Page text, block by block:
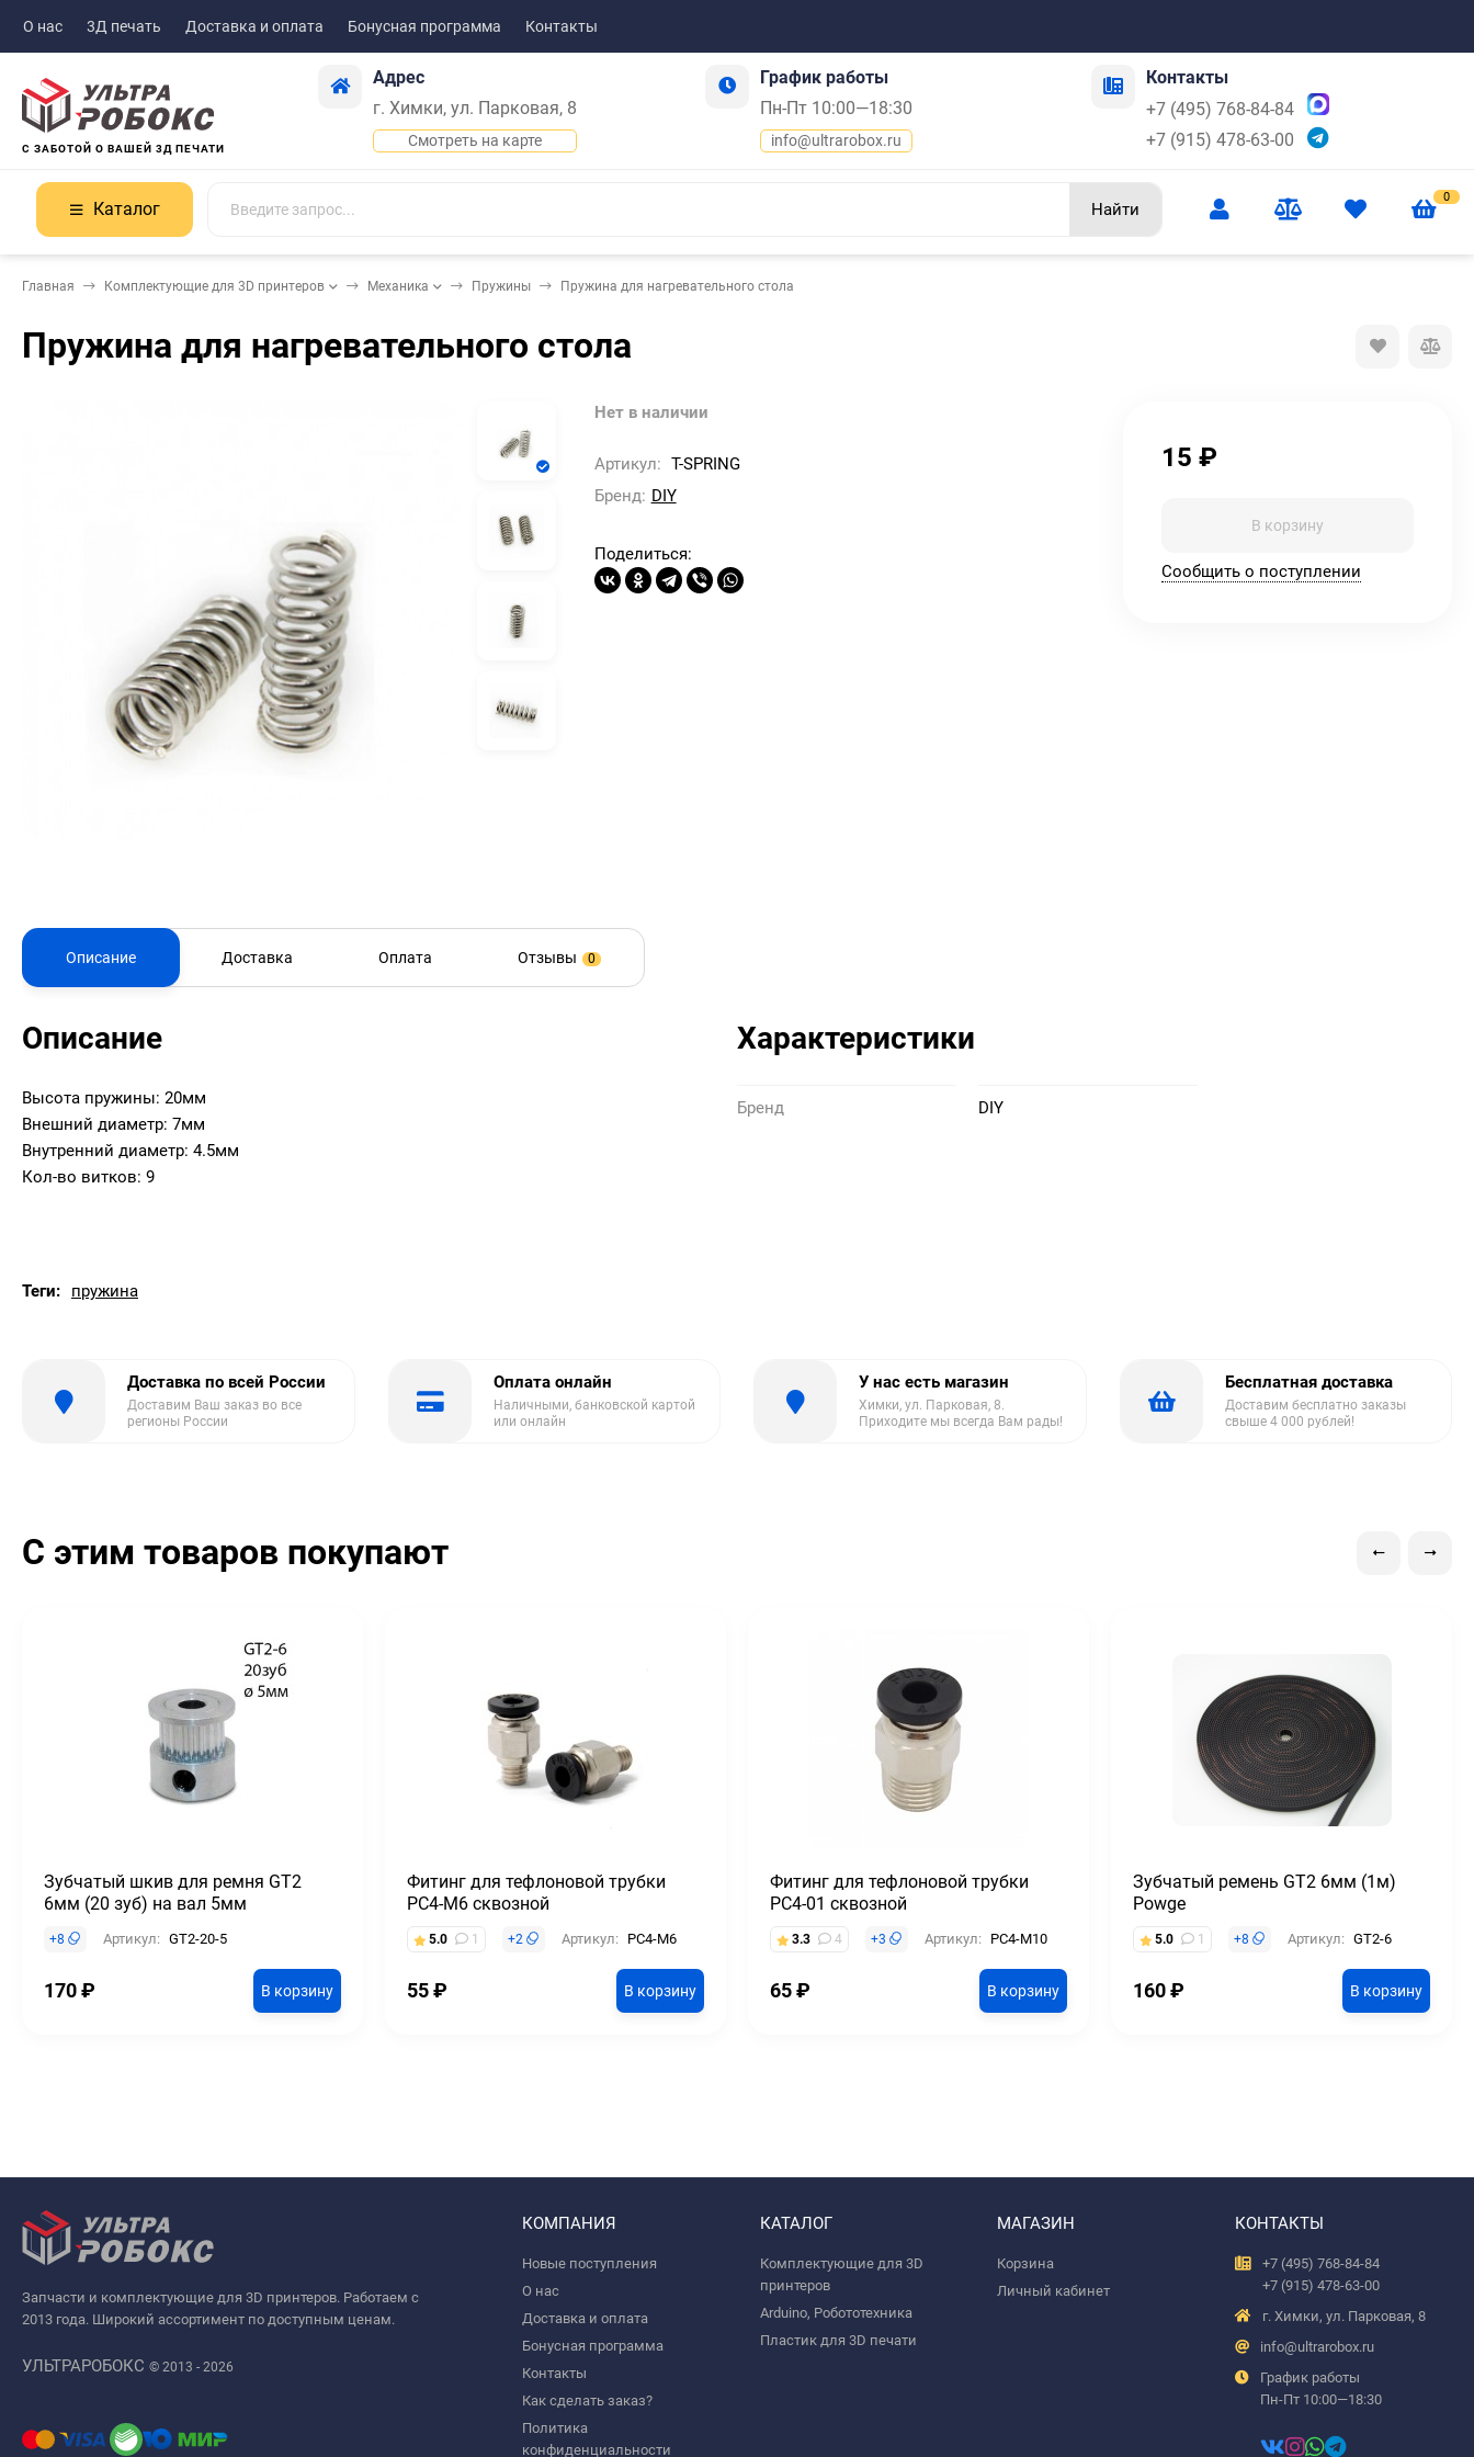
О нас 3Д печать Доставка и оплата Бонусная программа Контакты
С ЗАБОТОЙ О ВАШЕЙ 3Д ПЕЧАТИ
Адрес
г. Химки, ул. Парковая, 8
Смотреть на карте
График работы
Пн-Пт 10:00—18:30
info@ultrarobox.ru
Контакты
+7 (495) 768-84-84
+7 (915) 478-63-00
Каталог Найти
0
Главная Комплектующие для 3D принтеров Механика Пружины Пружина для нагревательного стола
Пружина для нагревательного стола
Нет в наличии
Артикул: T-SPRING
Бренд: DIY
Поделиться:
15 ₽
В корзину
Сообщить о поступлении
Описание Доставка Оплата Отзывы 0
Описание
Высота пружины: 20мм
Внешний диаметр: 7мм
Внутренний диаметр: 4.5мм
Кол-во витков: 9
Характеристики
Бренд DIY
Теги: пружина
Доставка по всей России
Доставим Ваш заказ во все
регионы России
Оплата онлайн
Наличными, банковской картой
или онлайн
У нас есть магазин
Химки, ул. Парковая, 8.
Приходите мы всегда Вам рады!
Бесплатная доставка
Доставим бесплатно заказы
свыше 4 000 рублей!
С этим товаров покупают
Зубчатый шкив для ремня GT2
6мм (20 зуб) на вал 5мм
+8 Артикул: GT2-20-5
170₽ В корзину
Фитинг для тефлоновой трубки
PC4-M6 сквозной
5.0 1 +2 Артикул: PC4-M6
55₽ В корзину
Фитинг для тефлоновой трубки
PC4-01 сквозной
3.3 4 +3 Артикул: PC4-M10
65₽ В корзину
Зубчатый ремень GT2 6мм (1м)
Powge
5.0 1 +8 Артикул: GT2-6
160₽ В корзину
Запчасти и комплектующие для 3D принтеров. Работаем с
2013 года. Широкий ассортимент по доступным ценам.
УЛЬТРАРОБОКС © 2013 - 2026
КОМПАНИЯ
Новые поступления
О нас
Доставка и оплата
Бонусная программа
Контакты
Как сделать заказ?
Политика
конфиденциальности
КАТАЛОГ
Комплектующие для 3D
принтеров
Arduino, Робототехника
Пластик для 3D печати
МАГАЗИН
Корзина
Личный кабинет
КОНТАКТЫ
+7 (495) 768-84-84
+7 (915) 478-63-00
г. Химки, ул. Парковая, 8
info@ultrarobox.ru
График работы
Пн-Пт 10:00—18:30